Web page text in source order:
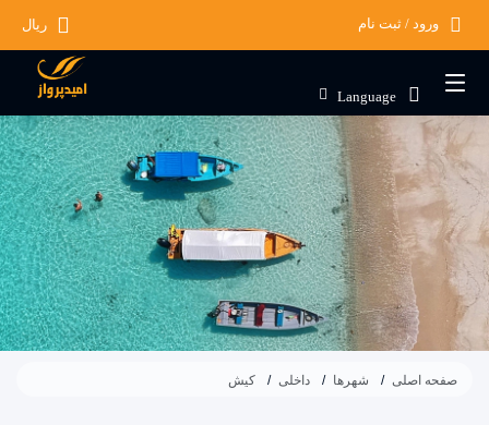
ریال ورود / ثبت نام
Language
صفحه اصلی شهرها داخلی کیش